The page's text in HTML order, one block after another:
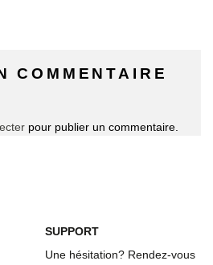
COMMENTAIRE
pour publier un commentaire.
SUPPORT
Une hésitation? Rendez-vous